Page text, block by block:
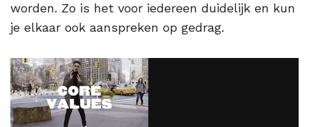
worden. Zo is het voor iedereen duidelijk en kun
je elkaar ook aanspreken op gedrag.